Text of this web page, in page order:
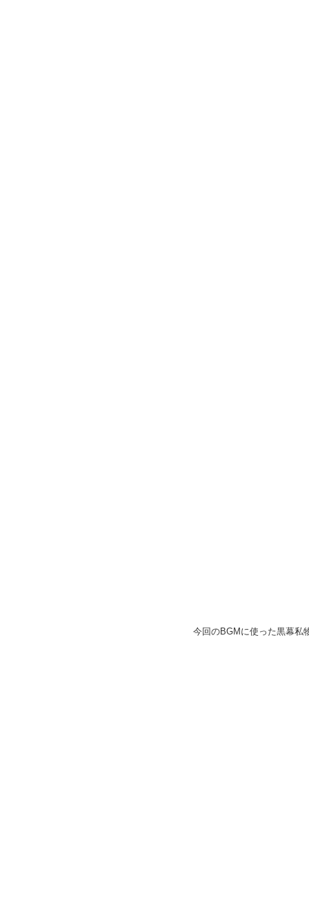
今回のBGMに使った黒幕私